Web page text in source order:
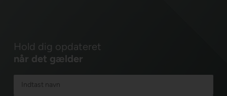
Hold dig opdateret
når det gælder